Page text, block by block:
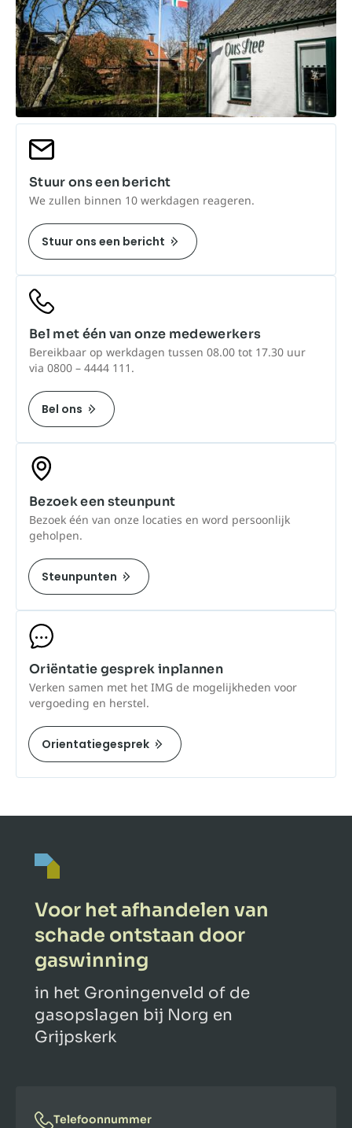
Stuur ons een bericht
We zullen binnen 10 werkdagen reageren.
Stuur ons een bericht
Bel met één van onze medewerkers
Bereikbaar op werkdagen tussen 08.00 tot 17.30 uur
via 0800 – 4444 111.
Bel ons
Bezoek een steunpunt
Bezoek één van onze locaties en word persoonlijk
geholpen.
Steunpunten
Oriëntatie gesprek inplannen
Verken samen met het IMG de mogelijkheden voor
vergoeding en herstel.
Orientatiegesprek
Voor het afhandelen van
schade ontstaan door
gaswinning
in het Groningenveld of de
gasopslagen bij Norg en
Grijpskerk
Telefoonnummer